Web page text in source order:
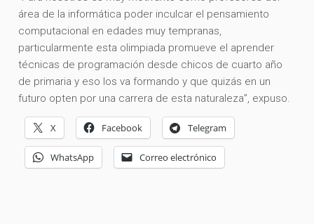
área de la informática poder inculcar el pensamiento
computacional en edades muy tempranas,
particularmente esta olimpiada promueve el aprender
técnicas de programación desde chicos de cuarto año
de primaria y eso los va formando y que quizás en un
futuro opten por una carrera de esta naturaleza”, expuso.
X Facebook Telegram
WhatsApp Correo electrónico